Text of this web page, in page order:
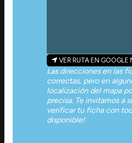
VER RUTA EN GOOGLE
Las direcciones en las
correctas, pero en
localización del mapa
precisa. Te invitamos a
verificar tu ficha con
disponible!